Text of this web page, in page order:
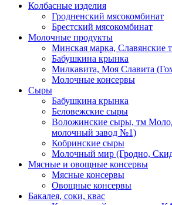
Колбасные изделия
Гродненский мясокомбинат
Брестский мясокомбинат
Молочные продукты
Минская марка, Славянские
Бабушкина крынка
Милкавита, Моя Славита
Молочные консервы
Сыры
Бабушкина крынка
Беловежские сыры
Воложинские сыры, тм
молочный завод №1)
Кобринские сыры
Молочный мир (Гродно,
Мясные и овощные консервы
Мясные консервы
Овощные консервы
Бакалея, соки, квас